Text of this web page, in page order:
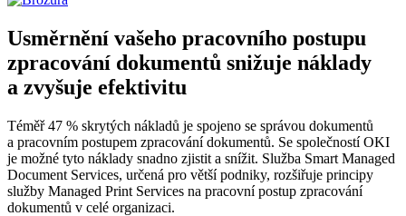
Usměrnění vašeho pracovního postupu
zpracování dokumentů snižuje náklady
a zvyšuje efektivitu
Téměř 47 % skrytých nákladů je spojeno se správou dokumentů
a pracovním postupem zpracování dokumentů. Se společností OKI
je možné tyto náklady snadno zjistit a snížit. Služba Smart Managed
Document Services, určená pro větší podniky, rozšiřuje principy
služby Managed Print Services na pracovní postup zpracování
dokumentů v celé organizaci.